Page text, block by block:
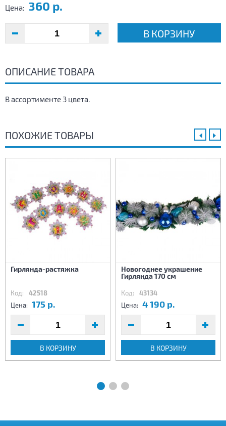
Цена: 360 р.
В КОРЗИНУ
ОПИСАНИЕ ТОВАРА
В ассортименте 3 цвета.
ПОХОЖИЕ ТОВАРЫ
Гирлянда-растяжка
Код: 42518
Цена: 175 р.
В КОРЗИНУ
Новогоднее украшение
Гирлянда 170 см
Код: 43134
Цена: 4 190 р.
В КОРЗИНУ